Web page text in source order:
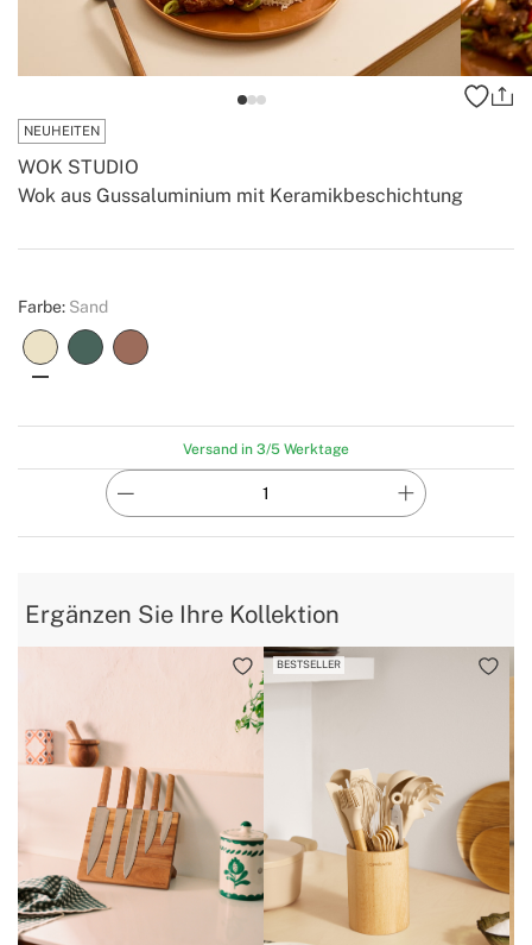
NEUHEITEN
Wok aus Gussaluminium mit Keramikbeschichtung
WOK STUDIO
Create
Farbe: Sand
Versand in 3/5 Werktage
Ergänzen Sie Ihre Kollektion
BESTSELLER